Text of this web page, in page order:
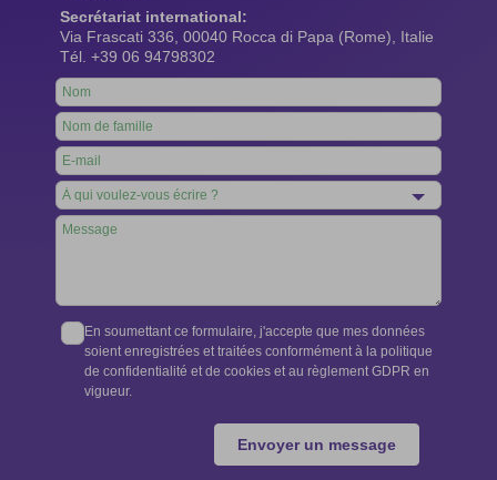
Secrétariat international:
Via Frascati 336, 00040 Rocca di Papa (Rome), Italie
Tél. +39 06 94798302
Leave
this
field
blank
En soumettant ce formulaire, j'accepte que mes données
soient enregistrées et traitées conformément à la politique
de confidentialité et de cookies et au règlement GDPR en
vigueur.
Envoyer un message